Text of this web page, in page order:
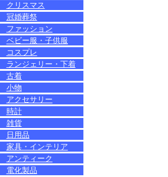
クリスマス
冠婚葬祭
ファッション
ベビー服・子供服
コスプレ
ランジェリー・下着
古着
小物
アクセサリー
時計
雑貨
日用品
家具・インテリア
アンティーク
電化製品